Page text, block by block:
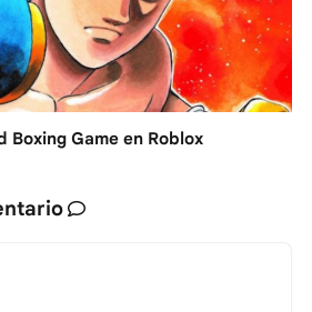
Boxing Game en Roblox